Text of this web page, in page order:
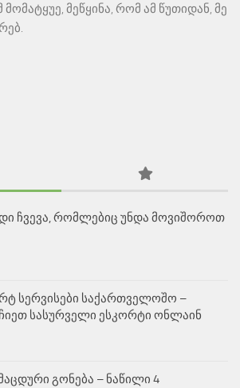
მომატყუე, მეწყინა, რომ ამ წუთიდან, მე
ჩვევა, რომლებიც უნდა მოვიშოროთ
სერვისები საქართველოშო –
სასურველი ესკორტი ონლაინ
გონება – ნაწილი 4